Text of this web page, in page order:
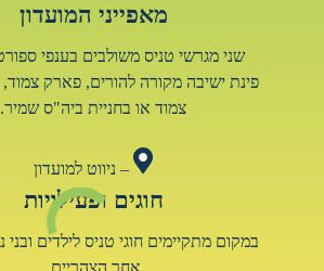
מאפייני המועדון
שני מגרשי טניס משולבים בענפי
פינת ישיבה מקורה להורים, פארק צמוד,
צמוד או בחניית ביה"ס שמיר.
– ניווט למועדון
חוגים ופעילויות
במקום מתקיימים חוגי טניס לילדים
אחר הצהריים.